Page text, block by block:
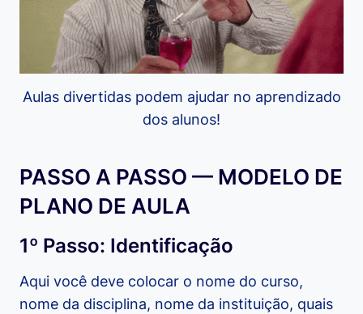
Aulas divertidas podem ajudar no aprendizado
dos alunos!
PASSO A PASSO — MODELO DE
PLANO DE AULA
1º Passo: Identificação
Aqui você deve colocar o nome do curso,
nome da disciplina, nome da instituição, quais